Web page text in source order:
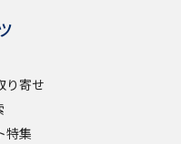
り寄せ
特集